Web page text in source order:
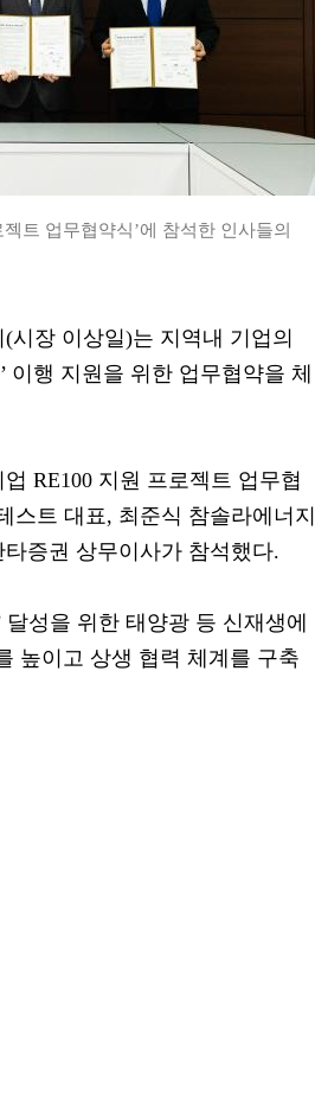
트 업무협약식’에 참석한 인사들의
시장 이상일)는 지역내 기업의
이행 지원을 위한 업무협약을 체
RE100 지원 프로젝트 업무협
스트 대표, 최준식 참솔라에너지
증권 상무이사가 참석했다.
성을 위한 태양광 등 신재생에
높이고 상생 협력 체계를 구축